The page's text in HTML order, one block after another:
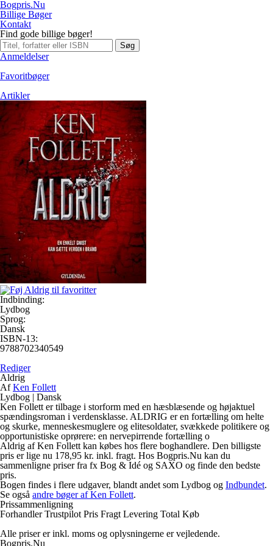
Bogpris.Nu
Billige Bøger
Kontakt
Find gode billige bøger!
Søg
Anmeldelser
Favoritbøger
Artikler
Indbinding:
Lydbog
Sprog:
Dansk
ISBN-13:
9788702340549
Rediger
Aldrig
AfKen Follett
Lydbog | Dansk
Ken Follett er tilbage i storform med en hæsblæsende og højaktuel
spændingsroman i verdensklasse. ALDRIG er en fortælling om helte
og skurke, menneskesmuglere og elitesoldater, svækkede politikere og
opportunistiske oprørere: en nervepirrende fortælling o
Aldrig af Ken Follett kan købes hos flere boghandlere. Den billigste
pris er lige nu 178,95 kr. inkl. fragt. Hos Bogpris.Nu kan du
sammenligne priser fra fx Bog & Idé og SAXO og finde den bedste
pris.
Bogen findes i flere udgaver, blandt andet som Lydbog og Indbundet.
Se også andre bøger af Ken Follett.
Prissammenligning
Forhandler Trustpilot Pris Fragt Levering Total Køb
Alle priser er inkl. moms og oplysningerne er vejledende.
Bogpris.Nu